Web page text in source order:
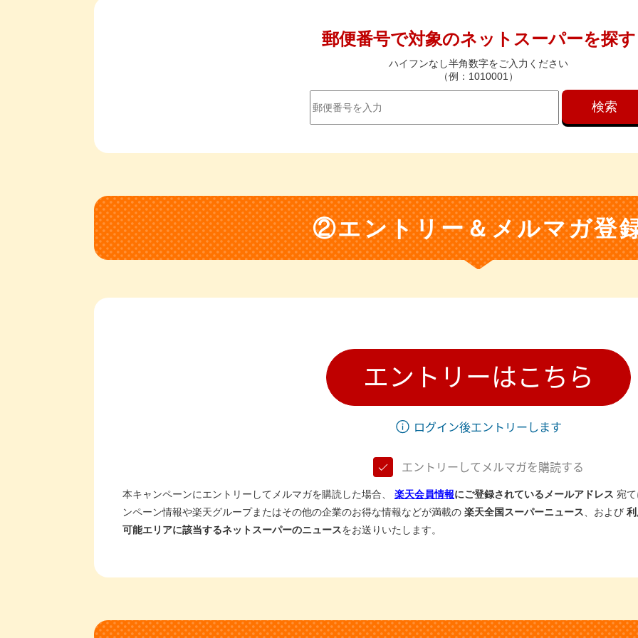
郵便番号で対象のネットスーパーを探す
ハイフンなし半角数字をご入力ください
（例：1010001）
検索
②エントリー＆メルマガ登
エントリーはこちら
ログイン後エントリーします
エントリーしてメルマガを購読する
本キャンペーンにエントリーしてメルマガを購読した場合、 楽天会員情報にご登録されているメールアドレス 宛
ンペーン情報や楽天グループまたはその他の企業のお得な情報などが満載の 楽天全国スーパーニュース 、および
可能エリアに該当するネットスーパーのニュースをお送りいたします。